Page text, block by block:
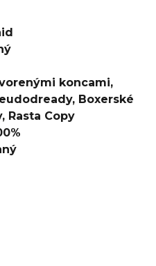
koncami,
, Boxerské
, Rasta Copy